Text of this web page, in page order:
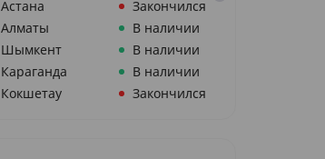
Астана
Закончился
Алматы
В наличии
Шымкент
В наличии
Караганда
В наличии
Кокшетау
Закончился